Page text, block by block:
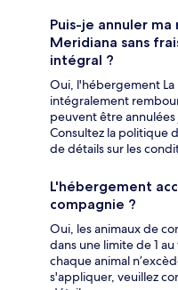
Puis-je annuler
Meridiana sans
intégral ?
Oui, l'hébergement
intégralement
peuvent être
Consultez la politique
de détails sur les
L'hébergement
compagnie ?
Oui, les animaux de
dans une limite de 1
chaque animal
s'appliquer, veuillez